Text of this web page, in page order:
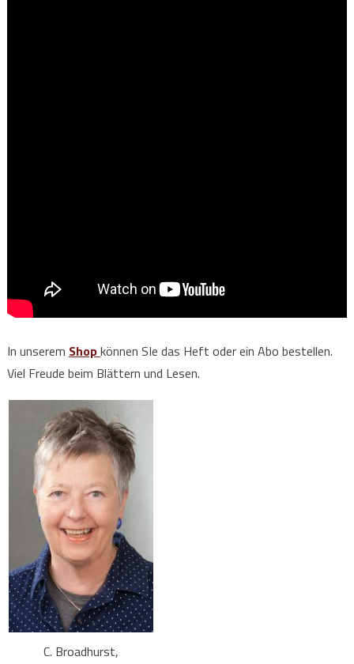
In unserem Shopkönnen SIe das Heft oder ein Abo bestellen.
Viel Freude beim Blättern und Lesen.
C. Broadhurst,